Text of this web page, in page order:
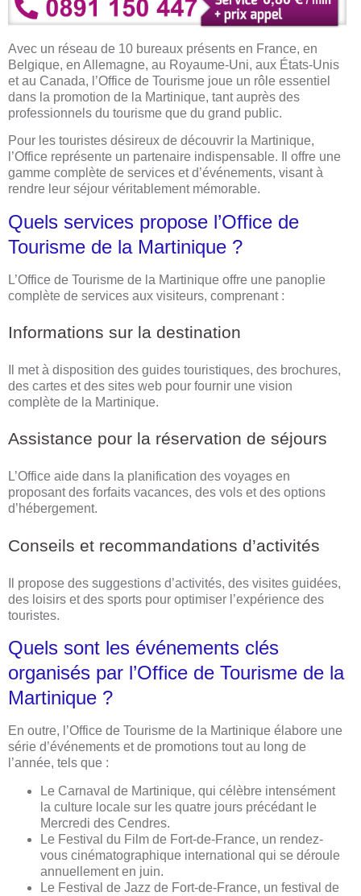
Avec un réseau de 10 bureaux présents en France, en
Belgique, en Allemagne, au Royaume-Uni, aux États-Unis
et au Canada, l’Office de Tourisme joue un rôle essentiel
dans la promotion de la Martinique, tant auprès des
professionnels du tourisme que du grand public.
Pour les touristes désireux de découvrir la Martinique,
l’Office représente un partenaire indispensable. Il offre une
gamme complète de services et d’événements, visant à
rendre leur séjour véritablement mémorable.
Quels services propose l’Office de
Tourisme de la Martinique ?
L’Office de Tourisme de la Martinique offre une panoplie
complète de services aux visiteurs, comprenant :
Informations sur la destination
Il met à disposition des guides touristiques, des brochures,
des cartes et des sites web pour fournir une vision
complète de la Martinique.
Assistance pour la réservation de séjours
L’Office aide dans la planification des voyages en
proposant des forfaits vacances, des vols et des options
d’hébergement.
Conseils et recommandations d’activités
Il propose des suggestions d’activités, des visites guidées,
des loisirs et des sports pour optimiser l’expérience des
touristes.
Quels sont les événements clés
organisés par l’Office de Tourisme de la
Martinique ?
En outre, l’Office de Tourisme de la Martinique élabore une
série d’événements et de promotions tout au long de
l’année, tels que :
Le Carnaval de Martinique, qui célèbre intensément
la culture locale sur les quatre jours précédant le
Mercredi des Cendres.
Le Festival du Film de Fort-de-France, un rendez-
vous cinématographique international qui se déroule
annuellement en juin.
Le Festival de Jazz de Fort-de-France, un festival de